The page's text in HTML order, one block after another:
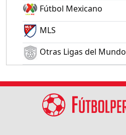
Fútbol Mexicano
MLS
Otras Ligas del Mundo